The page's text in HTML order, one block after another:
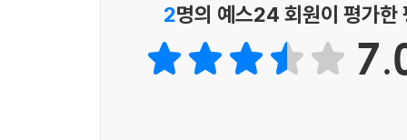
버니언의 『천로역정』 중 한 구절이 홀연히
가벼웠기 때문이다.” 그는 침대에서 뛰어나와 촛
『어디선가 나를 찾는 전화벨이 울리고』?신경
2명의 예스24 회원이 평가한